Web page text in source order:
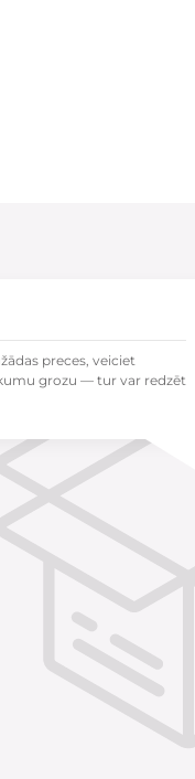
preces, veiciet
grozu — tur var redzēt